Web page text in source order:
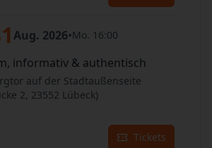
Aug. 2026•Mo. 16:00
informativ & authentisch
auf der Stadtaußenseite
2, 23552 Lübeck)
Tickets